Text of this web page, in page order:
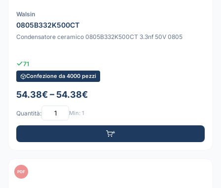
Walsin
0805B332K500CT
Condensatore ceramico 0805B332K500CT 3.3nf 50V 0805
71
Confezione da 4000 pezzi
54.38€ – 54.38€
Quantità: Min: 1
PDF